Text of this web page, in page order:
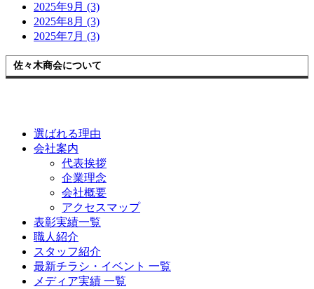
2025年9月 (3)
2025年8月 (3)
2025年7月 (3)
佐々木商会について
選ばれる理由
会社案内
代表挨拶
企業理念
会社概要
アクセスマップ
表彰実績一覧
職人紹介
スタッフ紹介
最新チラシ・イベント 一覧
メディア実績 一覧